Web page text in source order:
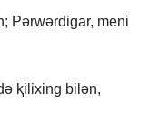
Pǝrwǝrdigar, meni
ⱪilixing bilǝn,